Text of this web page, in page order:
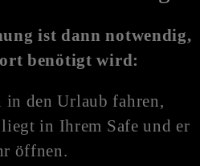
ist dann notwendig,
benötigt wird:
in den Urlaub fahren,
in Ihrem Safe und er
öffnen.